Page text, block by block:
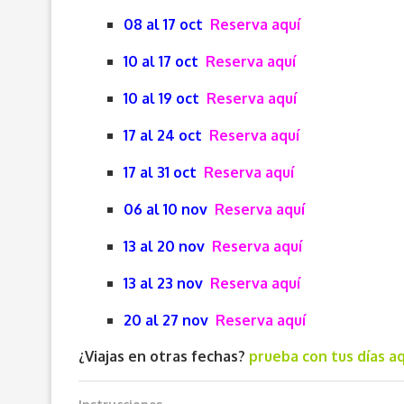
08 al 17 oct Reserva aquí
10 al 17 oct Reserva aquí
10 al 19 oct Reserva aquí
17 al 24 oct Reserva aquí
17 al 31 oct Reserva aquí
06 al 10 nov Reserva aquí
13 al 20 nov Reserva aquí
13 al 23 nov Reserva aquí
20 al 27 nov Reserva aquí
¿Viajas en otras fechas? prueba con tus días